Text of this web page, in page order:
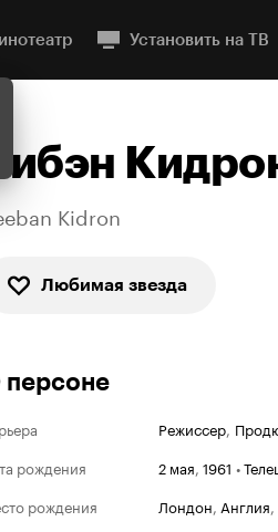
Установить на ТВ
Бибэн
Kidron
Любимая звезда
Режиссер,
рождения
2 мая, 1961 •
рождения
Лондон, Англия,